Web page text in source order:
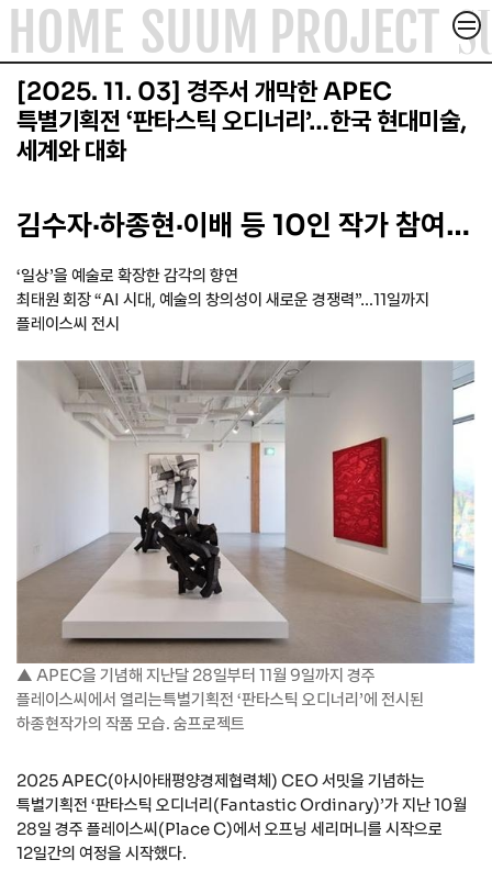
컨텐츠로
건너뛰기
SUUM PROJECT
SUUM X
ACADEMY & FORUM
ABOUT
ARTICLE
CONTACT
HOME SUUM PROJECT
[2025. 11. 03] 경주서 개막한 APEC
특별기획전 ‘판타스틱 오디너리’…한국 현대미술,
세계와 대화
김수자·하종현·이배 등 10인 작가 참여…
‘일상’을 예술로 확장한 감각의 향연
최태원 회장 “AI 시대, 예술의 창의성이 새로운 경쟁력”…11일까지
플레이스씨 전시
▲ APEC을 기념해 지난달 28일부터 11월 9일까지 경주
플레이스씨에서 열리는특별기획전 ‘판타스틱 오디너리’에 전시된
하종현작가의 작품 모습. 숨프로젝트
2025 APEC(아시아태평양경제협력체) CEO 서밋을 기념하는
특별기획전 ‘판타스틱 오디너리(Fantastic Ordinary)’가 지난 10월
28일 경주 플레이스씨(Place C)에서 오프닝 세리머니를 시작으로
12일간의 여정을 시작했다.